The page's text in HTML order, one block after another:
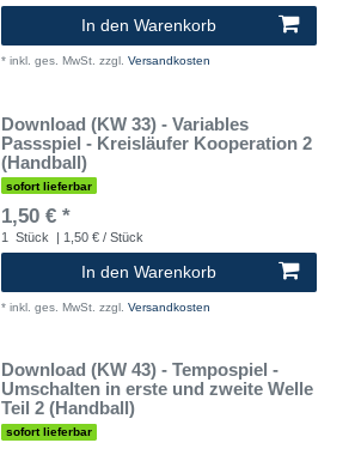
In den Warenkorb
* inkl. ges. MwSt. zzgl. Versandkosten
Download (KW 33) - Variables
Passspiel - Kreisläufer Kooperation 2
(Handball)
sofort lieferbar
1,50 € *
1 Stück | 1,50 € / Stück
In den Warenkorb
* inkl. ges. MwSt. zzgl. Versandkosten
Download (KW 43) - Tempospiel -
Umschalten in erste und zweite Welle
Teil 2 (Handball)
sofort lieferbar